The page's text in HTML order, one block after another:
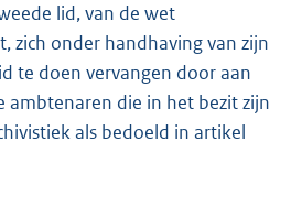
lid, van de wet
zich onder handhaving van zijn
te doen vervangen door aan
ambtenaren die in het bezit zijn
als bedoeld in artikel